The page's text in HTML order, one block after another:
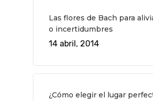
Las flores de Bach para
o incertidumbres
14 abril, 2014
¿Cómo elegir el lugar